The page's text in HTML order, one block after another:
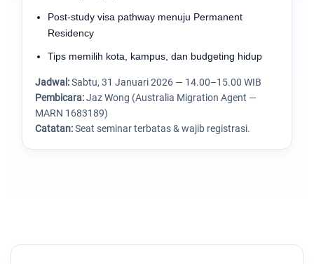
Post-study visa pathway menuju Permanent
Residency
Tips memilih kota, kampus, dan budgeting hidup
Jadwal:Sabtu, 31 Januari 2026 — 14.00–15.00 WIB
Pembicara:Jaz Wong (Australia Migration Agent —
MARN 1683189)
Catatan:Seat seminar terbatas & wajib registrasi.